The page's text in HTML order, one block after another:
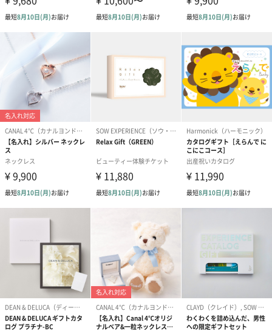
シーズンブーケ（ひま
ブーケ（ホワイトグリ
ブーケ（ピン
ドライフラワー・プリザーブドフラワー
自然のお花で作ったドライフラワー・プリザーブドフラワーを同
梱します。
一部花材が写真と異なる場合がございます。予めご了承くださ
い。パッケージに入れてお届けします。
プリザーブドフラワー
ブーケ（ピンク）
（2,580円）
プリザーブドフラワー
ブーケ（ブルー）
（2,580円）
アミュレット
ク）（1,500円
ぬいぐるみ